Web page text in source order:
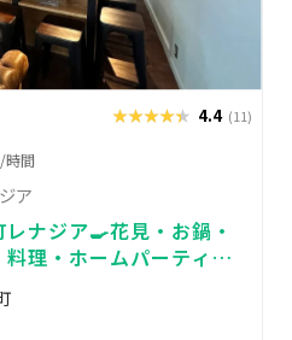
★★★★★
★★★★★ 4.4 (11)
/時間
ア
ナジア🍳花見・お鍋・
理・ホームパーティ・
・撮影収録・ビジネス